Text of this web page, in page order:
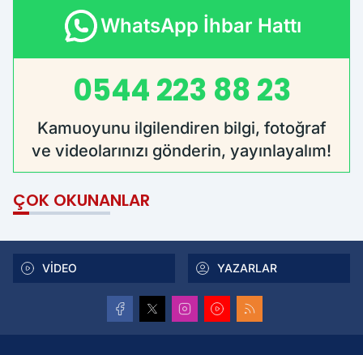
WhatsApp İhbar Hattı
0544 223 88 23
Kamuoyunu ilgilendiren bilgi, fotoğraf
ve videolarınızı gönderin, yayınlayalım!
ÇOK OKUNANLAR
VİDEO YAZARLAR